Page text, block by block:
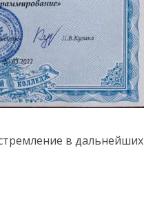
в дальнейших